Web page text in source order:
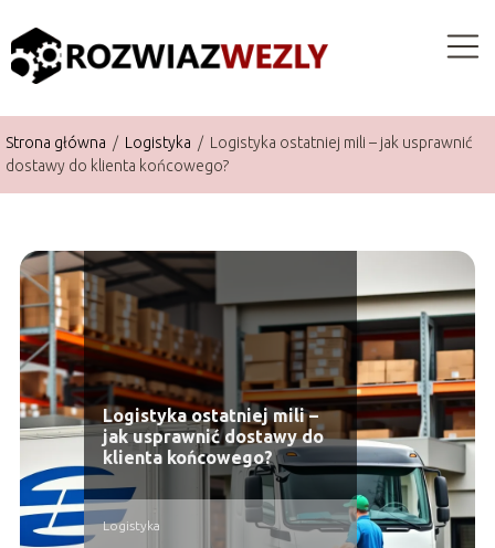
Strona główna / Logistyka / Logistyka ostatniej mili – jak usprawnić
dostawy do klienta końcowego?
Logistyka ostatniej mili –
jak usprawnić dostawy do
klienta końcowego?
Logistyka